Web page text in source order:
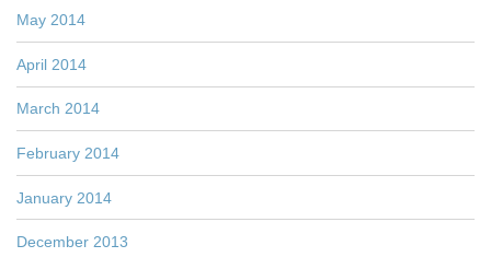
May 2014
April 2014
March 2014
February 2014
January 2014
December 2013